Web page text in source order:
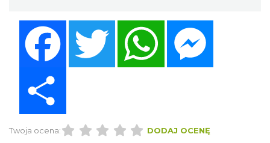
Twitter WhatsApp
Twoja ocena: DODAJ OCENĘ